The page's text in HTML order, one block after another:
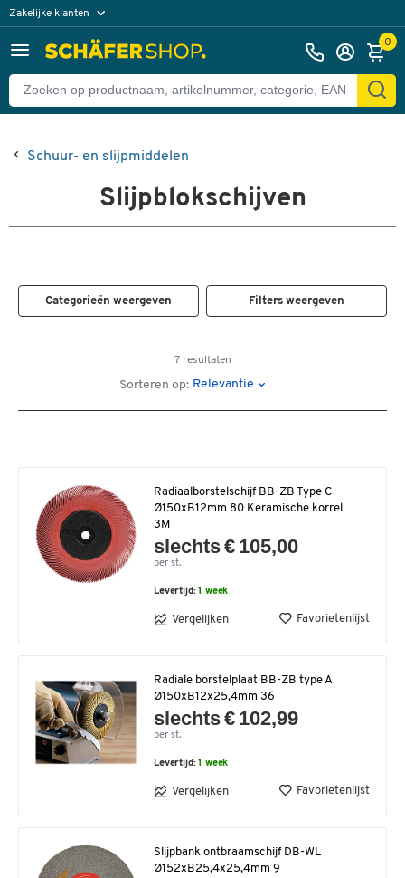
Zakelijke klanten
Particuliere klanten 0
Schuur- en slijpmiddelen
Slijpblokschijven
Categorieën weergeven Filters weergeven
7 resultaten
Sorteren op: Relevantie
Radiaalborstelschijf BB-ZB Type C
Ø150xB12mm 80 Keramische korrel
3M
slechts € 105,00
per st.
Levertijd:1 week
Vergelijken Favorietenlijst
Radiale borstelplaat BB-ZB type A
Ø150xB12x25,4mm 36
slechts € 102,99
per st.
Levertijd:1 week
Vergelijken Favorietenlijst
Slijpbank ontbraamschijf DB-WL
Ø152xB25,4x25,4mm 9